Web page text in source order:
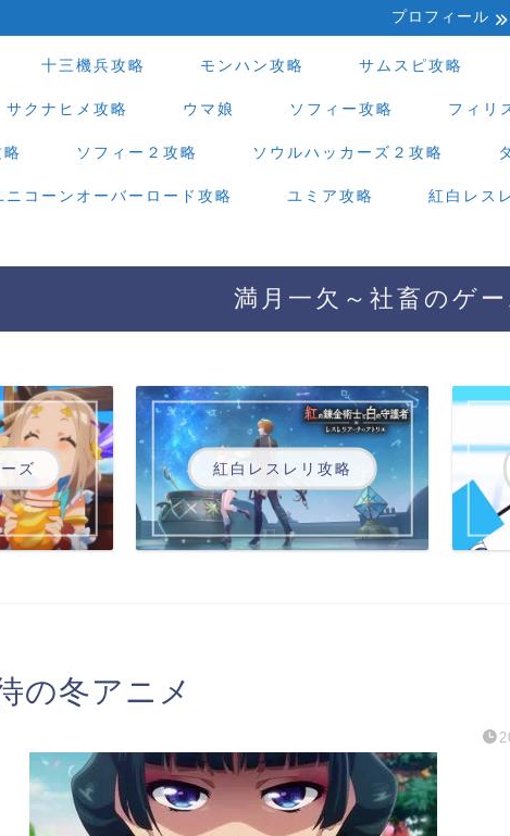
プロフィール
十三機兵攻略 モンハン攻略 サムスピ攻略
サクナヒメ攻略 ウマ娘 ソフィー攻略 フィリ
ソフィー２攻略 ソウルハッカーズ２攻略
ニコーンオーバーロード攻略 ユミア攻略 紅白レス
満月一欠～社畜のゲ
ズ 紅白レスレリ攻略
の冬アニメ